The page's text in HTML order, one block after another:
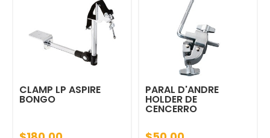
CLAMP LP ASPIRE
BONGO
PARAL D'ANDRE
HOLDER DE
CENCERRO